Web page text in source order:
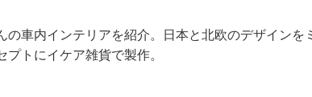
の車内インテリアを紹介。日本と北欧のデザインを
トにイケア雑貨で製作。